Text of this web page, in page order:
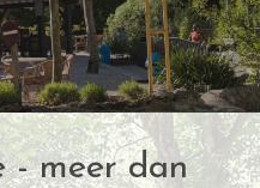
- meer dan